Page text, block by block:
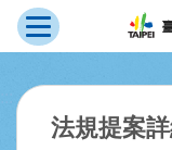
跳到主要內容
展開選單
法規提案